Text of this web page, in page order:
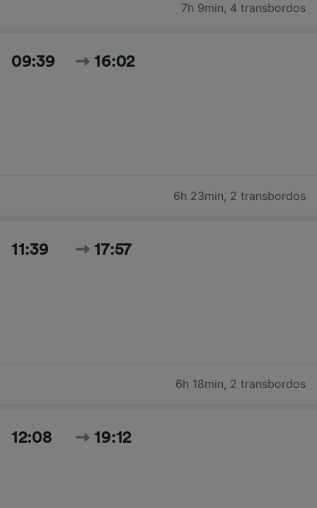
7h 9min, 4 transbordos
09:39 16:02
6h 23min, 2 transbordos
11:39 17:57
6h 18min, 2 transbordos
12:08 19:12